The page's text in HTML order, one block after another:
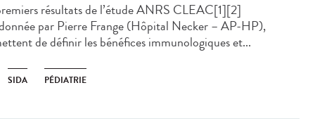
résultats de l’étude ANRS CLEAC[1][2]
par Pierre Frange (Hôpital Necker – AP-HP),
de définir les bénéfices immunologiques et...
SIDA PÉDIATRIE